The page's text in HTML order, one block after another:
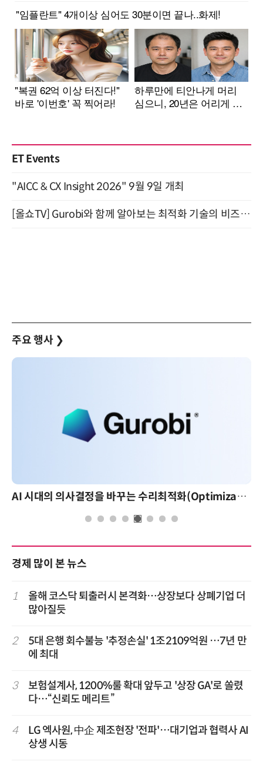
ET Events
"AICC & CX Insight 2026" 9월 9일 개최
[올쇼TV] Gurobi와 함께 알아보는 최적화 기술의 비즈니스 활용 (8월 20일 생방송)
주요 행사 ❯
AI 시대의 의사결정을 바꾸는 수리최적화(Optimization): 실제 산업 적용 사례와 활용 전략
경제 많이 본 뉴스
1
올해 코스닥 퇴출러시 본격화…상장보다 상폐기업 더
많아질듯
2
5대 은행 회수불능 '추정손실' 1조2109억원 …7년 만
에 최대
3
보험설계사, 1200%룰 확대 앞두고 '상장 GA'로 쏠렸
다…“신뢰도 메리트”
4
LG 엑사원, 中企 제조현장 '전파'…대기업과 협력사 AI
상생 시동